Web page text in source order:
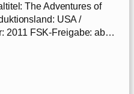
The Adventures of
USA /
2011 FSK-Freigabe: ab…